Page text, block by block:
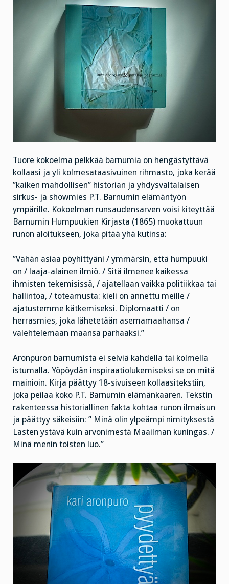
Tuore kokoelma pelkkää barnumia on hengästyttävä
kollaasi ja yli kolmesataasivuinen rihmasto, joka kerää
”kaiken mahdollisen” historian ja yhdysvaltalaisen
sirkus- ja showmies P.T. Barnumin elämäntyön
ympärille. Kokoelman runsaudensarven voisi kiteyttää
Barnumin Humpuukien Kirjasta (1865) muokattuun
runon aloitukseen, joka pitää yhä kutinsa:
”Vähän asiaa pöyhittyäni / ymmärsin, että humpuuki
on / laaja-alainen ilmiö. / Sitä ilmenee kaikessa
ihmisten tekemisissä, / ajatellaan vaikka politiikkaa tai
hallintoa, / toteamusta: kieli on annettu meille /
ajatustemme kätkemiseksi. Diplomaatti / on
herrasmies, joka lähetetään asemamaahansa /
valehtelemaan maansa parhaaksi.”
Aronpuron barnumista ei selviä kahdella tai kolmella
istumalla. Yöpöydän inspiraatiolukemiseksi se on mitä
mainioin. Kirja päättyy 18-sivuiseen kollaasitekstiin,
joka peilaa koko P.T. Barnumin elämänkaaren. Tekstin
rakenteessa historiallinen fakta kohtaa runon ilmaisun
ja päättyy säkeisiin: ” Minä olin ylpeämpi nimityksestä
Lasten ystävä kuin arvonimestä Maailman kuningas. /
Minä menin toisten luo.”